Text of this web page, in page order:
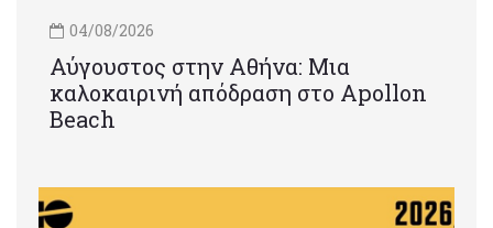
04/08/2026
Αύγουστος στην Αθήνα: Μια
καλοκαιρινή απόδραση στο Apollon
Beach